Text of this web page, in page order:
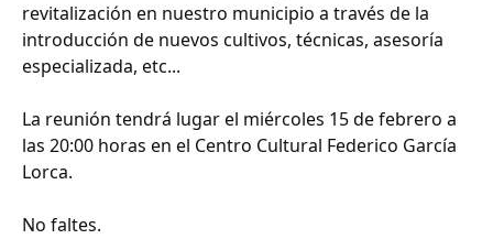
revitalización en nuestro municipio a través de la
introducción de nuevos cultivos, técnicas, asesoría
especializada, etc...
La reunión tendrá lugar el miércoles 15 de febrero a
las 20:00 horas en el Centro Cultural Federico García
Lorca.
No faltes.